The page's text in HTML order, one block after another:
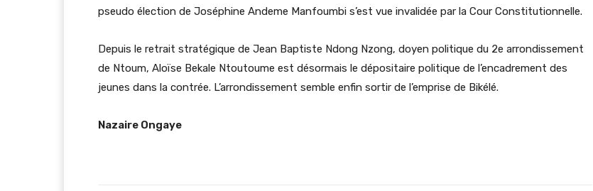
pseudo élection de Joséphine Andeme Manfoumbi s’est vue invalidée par la Cour Constitutionnelle.
Depuis le retrait stratégique de Jean Baptiste Ndong Nzong, doyen politique du 2e arrondissement
de Ntoum, Aloïse Bekale Ntoutoume est désormais le dépositaire politique de l’encadrement des
jeunes dans la contrée. L’arrondissement semble enfin sortir de l’emprise de Bikélé.
Nazaire Ongaye